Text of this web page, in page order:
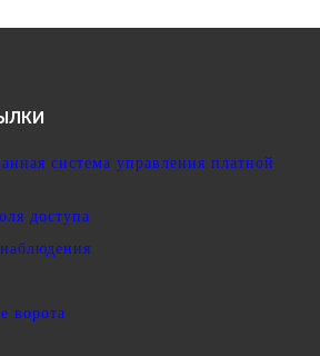
система управления платной
доступа
ворота